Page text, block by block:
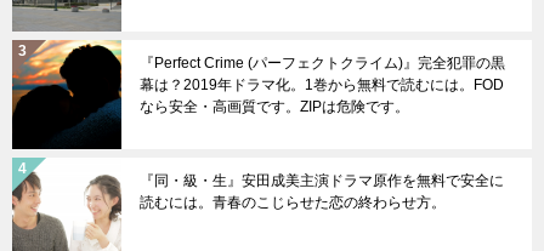
『Perfect Crime (パーフェクトクライム)』完全犯罪の黒
幕は？2019年ドラマ化。1巻から無料で読むには。FOD
なら安全・高画質です。ZIPは危険です。
『同・級・生』安田成美主演ドラマ原作を無料で安全に
読むには。青春のこじらせた恋の終わらせ方。